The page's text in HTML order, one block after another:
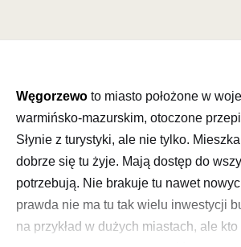
Węgorzewo to miasto położone w
warmińsko-mazurskim, otoczone
Słynie z turystyki, ale nie tylko.
dobrze się tu żyje. Mają dostęp do
potrzebują. Nie brakuje tu nawet
prawda nie ma tu tak wielu inwestycji
na przykład w dużych miastach, ale